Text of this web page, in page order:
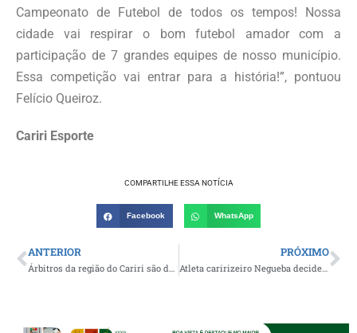
Campeonato de Futebol de todos os tempos! Nossa
cidade vai respirar o bom futebol amador com a
participação de 7 grandes equipes de nosso município.
Essa competição vai entrar para a história!”, pontuou
Felício Queiroz.
Cariri Esporte
COMPARTILHE ESSA NOTÍCIA
Facebook WhatsApp
ANTERIOR PRÓXIMO
Atleta caririzeiro Negueba decide novamente e mantém o CRB-AL na briga pelo acesso à Série A do Brasileirão